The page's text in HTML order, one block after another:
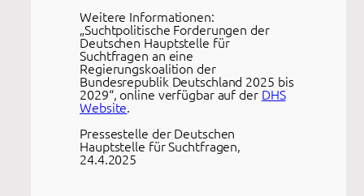
Weitere Informationen:
„Suchtpolitische Forderungen der
Deutschen Hauptstelle für
Suchtfragen an eine
Regierungskoalition der
Bundesrepublik Deutschland 2025 bis
2029“, online verfügbar auf der DHS
Website.
Pressestelle der Deutschen
Hauptstelle für Suchtfragen,
24.4.2025